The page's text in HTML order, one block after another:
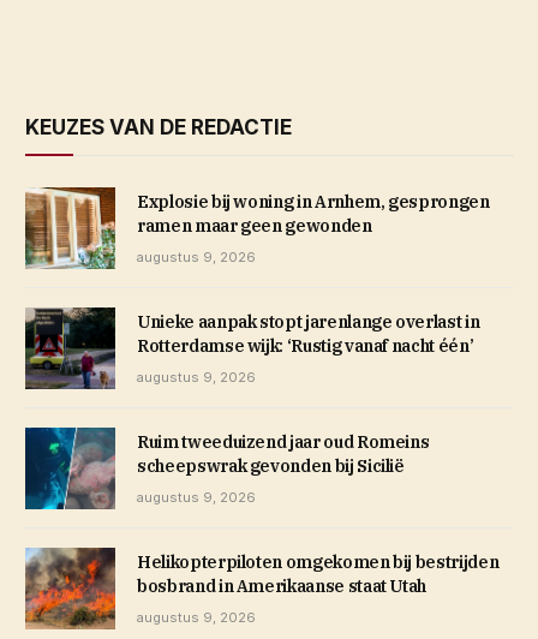
KEUZES VAN DE REDACTIE
Explosie bij woning in Arnhem, gesprongen
ramen maar geen gewonden
augustus 9, 2026
Unieke aanpak stopt jarenlange overlast in
Rotterdamse wijk: ‘Rustig vanaf nacht één’
augustus 9, 2026
Ruim tweeduizend jaar oud Romeins
scheepswrak gevonden bij Sicilië
augustus 9, 2026
Helikopterpiloten omgekomen bij bestrijden
bosbrand in Amerikaanse staat Utah
augustus 9, 2026